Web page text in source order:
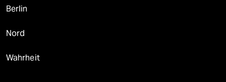
Berlin
Nord
Wahrheit